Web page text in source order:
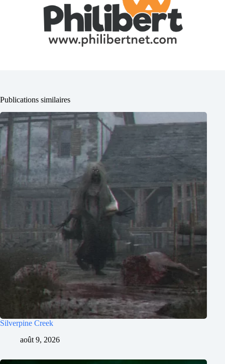
Publications similaires
Silverpine Creek
août 9, 2026